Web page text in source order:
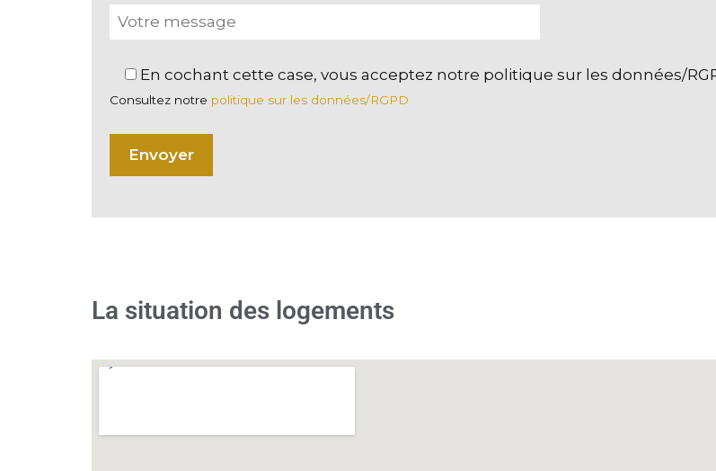
En cochant cette case, vous acceptez notre politique sur les données/
Consultez notre politique sur les données/RGPD
La situation des logements